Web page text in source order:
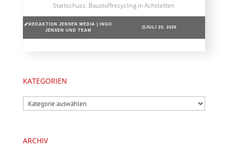
Startschuss: Baustoffrecycling in Achstetten
REDAKTION JENSEN MEDIA | INGO
JENSEN UND TEAM
JULI 20, 2026
KATEGORIEN
Kategorien
ARCHIV